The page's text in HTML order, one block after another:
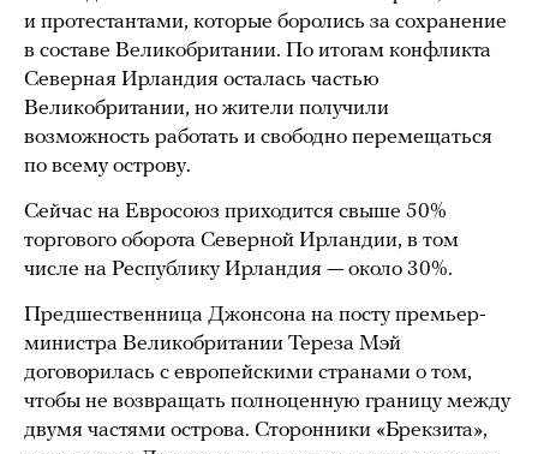
и протестантами, которые боролись за сохранение
в составе Великобритании. По итогам конфликта
Северная Ирландия осталась частью
Великобритании, но жители получили
возможность работать и свободно перемещаться
по всему острову.
Сейчас на Евросоюз приходится свыше 50%
торгового оборота Северной Ирландии, в том
числе на Республику Ирландия — около 30%.
Предшественница Джонсона на посту премьер-
министра Великобритании Тереза Мэй
договорилась с европейскими странами о том,
чтобы не возвращать полноценную границу между
двумя частями острова. Сторонники «Брекзита»,